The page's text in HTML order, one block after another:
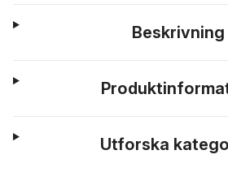
Beskrivning
Utforska